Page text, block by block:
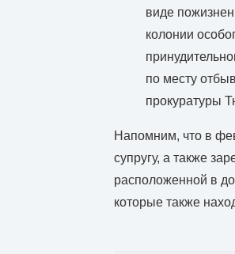
виде
колонии
по месту
прокуратуры
Напомним, что в
супругу, а также
расположенной в
которые также